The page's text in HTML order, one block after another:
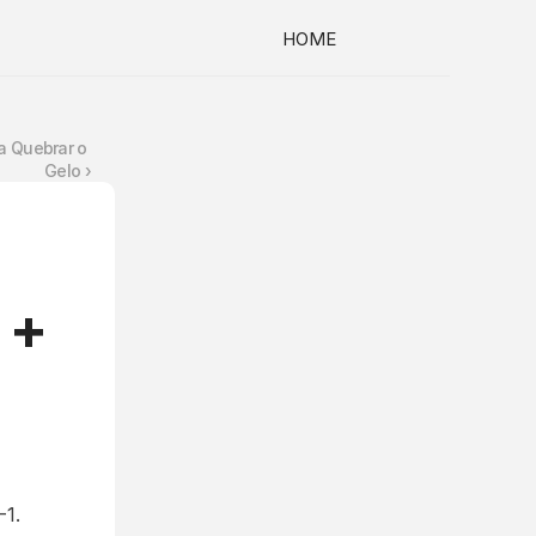
HOME
Quebrar o
Gelo ›